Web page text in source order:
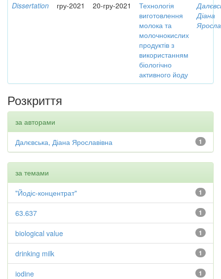
Dissertation гру-2021 20-гру-2021
Технологія
виготовлення
молока та
молочнокислих
продуктів з
використанням
біологічно
активного йоду
Діана
Розкриття
за авторами
1
Далєвська, Діана Ярославівна
за темами
1
"Йодіс-концентрат"
1
63.637
1
biological value
1
drinking milk
1
iodine